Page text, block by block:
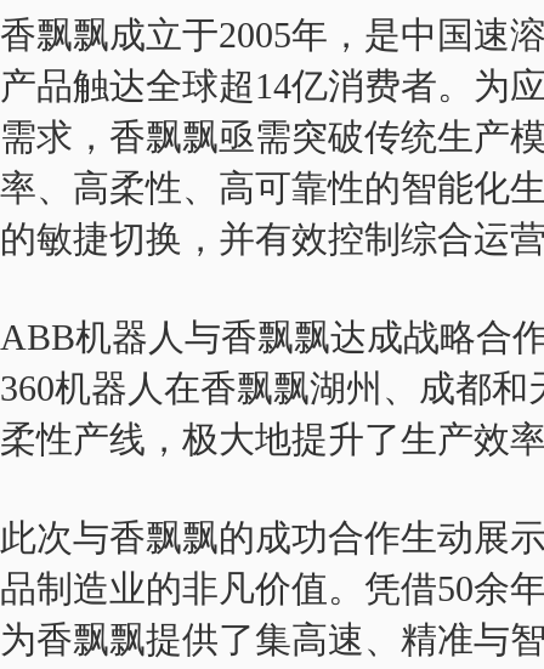
香飘飘成立于2005年，是中国速
产品触达全球超14亿消费者。为
需求，香飘飘亟需突破传统生产
率、高柔性、高可靠性的智能化
的敏捷切换，并有效控制综合运
ABB机器人与香飘飘达成战略合
360机器人在香飘飘湖州、成都
柔性产线，极大地提升了生产效
此次与香飘飘的成功合作生动展
品制造业的非凡价值。凭借50余
为香飘飘提供了集高速、精准与